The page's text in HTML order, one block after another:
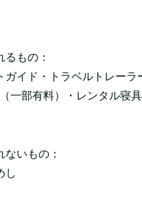
もの：
ガイド・トラベルトレーラ
一部有料）・レンタル寝
いもの：
し